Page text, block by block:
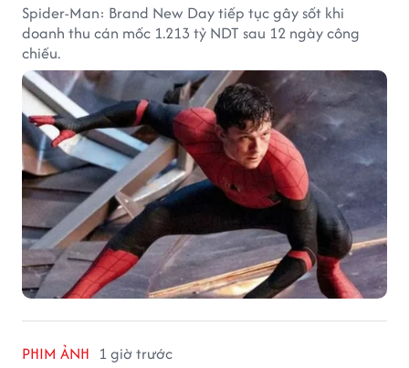
Spider-Man: Brand New Day tiếp tục gây sốt khi
doanh thu cán mốc 1.213 tỷ NDT sau 12 ngày công
chiếu.
PHIM ẢNH 1 giờ trước